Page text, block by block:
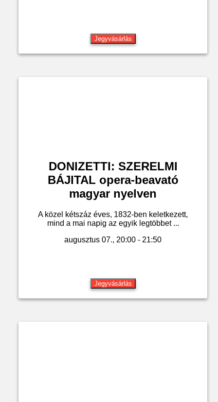
Jegyvásárlás
DONIZETTI: SZERELMI
BÁJITAL opera-beavató
magyar nyelven
A közel kétszáz éves, 1832-ben keletkezett,
mind a mai napig az egyik legtöbbet ...
augusztus 07., 20:00 - 21:50
Jegyvásárlás